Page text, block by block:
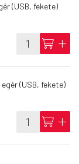
(USB, fekete)
cart add
(USB, fekete)
cart add